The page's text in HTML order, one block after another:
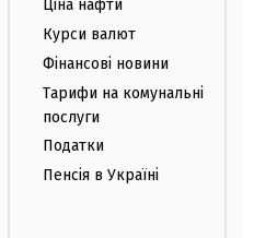
Ціна нафти
Курси валют
Фінансові новини
Тарифи на комунальні
послуги
Податки
Пенсія в Україні